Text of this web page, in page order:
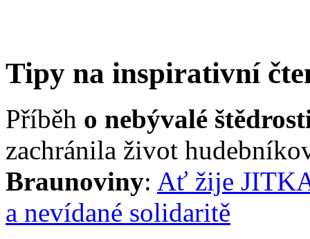
Tipy na inspirativní
Příběh o nebývalé
zachránila život
Braunoviny: Ať žije
a nevídané solidaritě